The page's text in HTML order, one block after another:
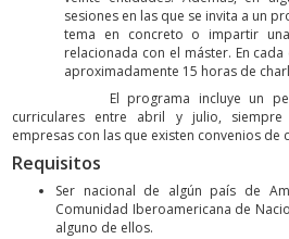
sesiones en las que se invita a un
tema en concreto o impartir
relacionada con el máster. En
aproximadamente 15 horas de
El programa incluye un
curriculares entre abril y julio,
empresas con las que existen convenios de
Requisitos
Ser nacional de algún país de
Comunidad Iberoamericana de
alguno de ellos.